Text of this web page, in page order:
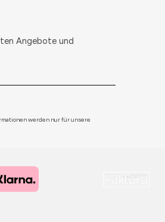
Angebote und
werden nur für unsere